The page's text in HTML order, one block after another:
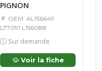
PIGNON
OEM: AL156649
L77091 L156088
Sur demande
Voir la fiche